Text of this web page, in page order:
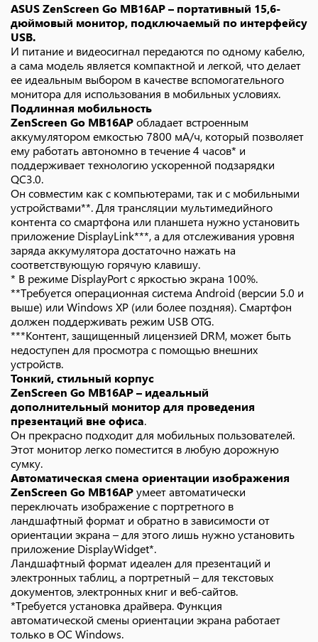
ASUS ZenScreen Go MB16AP – портативный 15,6-
дюймовый монитор, подключаемый по интерфейсу
USB.
И питание и видеосигнал передаются по одному кабелю,
а сама модель является компактной и легкой, что делает
ее идеальным выбором в качестве вспомогательного
монитора для использования в мобильных условиях.
Подлинная мобильность
ZenScreen Go MB16APобладает встроенным
аккумулятором емкостью 7800 мА/ч, который позволяет
ему работать автономно в течение 4 часов* и
поддерживает технологию ускоренной подзарядки
QC3.0.
Он совместим как с компьютерами, так и с мобильными
устройствами**. Для трансляции мультимедийного
контента со смартфона или планшета нужно установить
приложение DisplayLink***, а для отслеживания уровня
заряда аккумулятора достаточно нажать на
соответствующую горячую клавишу.
* В режиме DisplayPort с яркостью экрана 100%.
**Требуется операционная система Android (версии 5.0 и
выше) или Windows XP (или более поздняя). Смартфон
должен поддерживать режим USB OTG.
***Контент, защищенный лицензией DRM, может быть
недоступен для просмотра с помощью внешних
устройств.
Тонкий, стильный корпус
ZenScreen Go MB16AP – идеальный
дополнительный монитор для проведения
презентаций вне офиса.
Он прекрасно подходит для мобильных пользователей.
Этот монитор легко поместится в любую дорожную
сумку.
Автоматическая смена ориентации изображения
ZenScreen Go MB16APумеет автоматически
переключать изображение с портретного в
ландшафтный формат и обратно в зависимости от
ориентации экрана – для этого лишь нужно установить
приложение DisplayWidget*.
Ландшафтный формат идеален для презентаций и
электронных таблиц, а портретный – для текстовых
документов, электронных книг и веб-сайтов.
*Требуется установка драйвера. Функция
автоматической смены ориентации экрана работает
только в ОС Windows.